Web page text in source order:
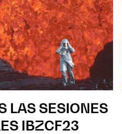
LAS SESIONES
IBZCF23